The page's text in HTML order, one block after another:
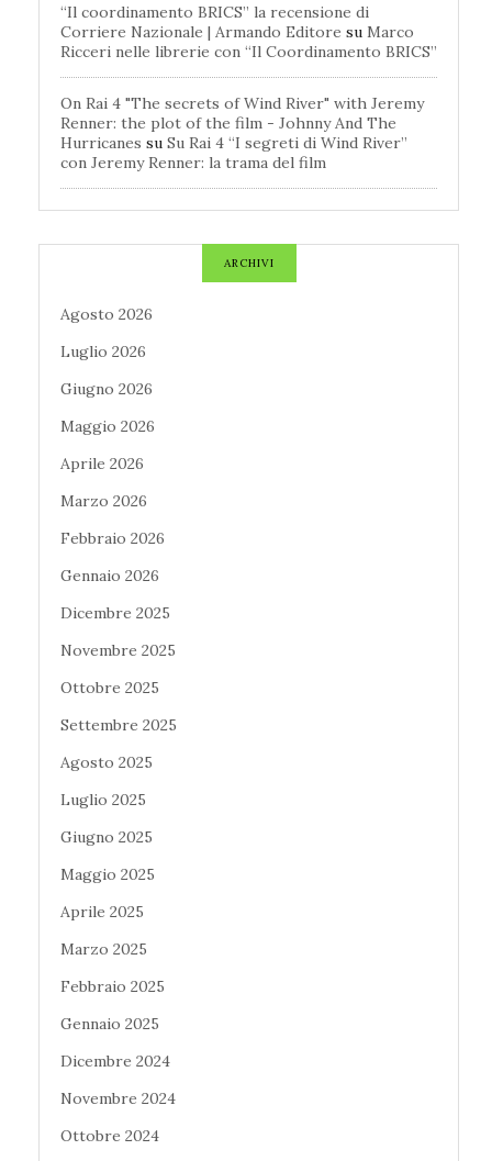
“Il coordinamento BRICS” la recensione di
Corriere Nazionale | Armando Editore su Marco
Ricceri nelle librerie con “Il Coordinamento BRICS”
On Rai 4 "The secrets of Wind River" with Jeremy
Renner: the plot of the film - Johnny And The
Hurricanes su Su Rai 4 “I segreti di Wind River”
con Jeremy Renner: la trama del film
ARCHIVI
Agosto 2026
Luglio 2026
Giugno 2026
Maggio 2026
Aprile 2026
Marzo 2026
Febbraio 2026
Gennaio 2026
Dicembre 2025
Novembre 2025
Ottobre 2025
Settembre 2025
Agosto 2025
Luglio 2025
Giugno 2025
Maggio 2025
Aprile 2025
Marzo 2025
Febbraio 2025
Gennaio 2025
Dicembre 2024
Novembre 2024
Ottobre 2024